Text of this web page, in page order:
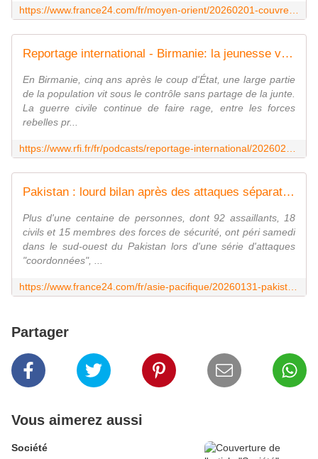
Reportage international - Birmanie: la jeunesse vit dans la peur de la conscription, sous l'autorité de la junte militaire
En Birmanie, cinq ans après le coup d'État, une large partie
de la population vit sous le contrôle sans partage de la junte.
La guerre civile continue de faire rage, entre les forces
rebelles pr...
Pakistan : lourd bilan après des attaques séparatistes "coordonnées" au Baloutchistan
Plus d'une centaine de personnes, dont 92 assaillants, 18
civils et 15 membres des forces de sécurité, ont péri samedi
dans le sud-ouest du Pakistan lors d'une série d'attaques
"coordonnées", ...
Partager
Vous aimerez aussi
Société